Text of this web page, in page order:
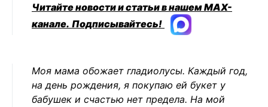
Читайте новости и статьи в нашем MAX-
канале. Подписывайтесь!
Моя мама обожает гладиолусы. Каждый год,
на день рождения, я покупаю ей букет у
бабушек и счастью нет предела. На мой